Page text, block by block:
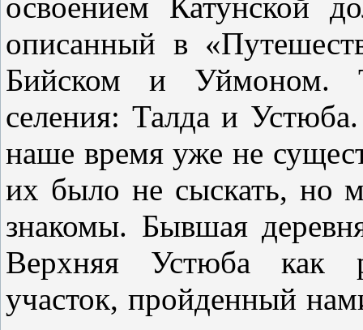
освоением Катунской
описанный в
Бийском и Уймоном.
селения: Талда и
наше время уже не
их было не сыскать, но
знакомы. Бывшая
Верхняя Устюба как
участок, пройденный